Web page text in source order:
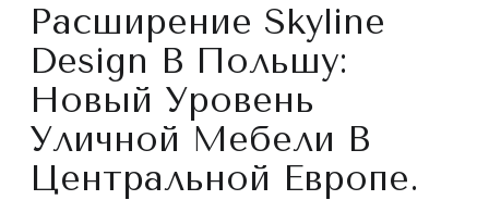
Расширение Skyline
Design В Польшу:
Новый Уровень
Уличной Мебели В
Центральной Европе.